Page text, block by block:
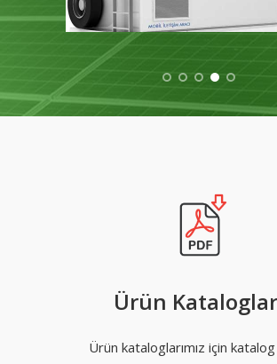
Ürün
Ürün kataloglarımız için